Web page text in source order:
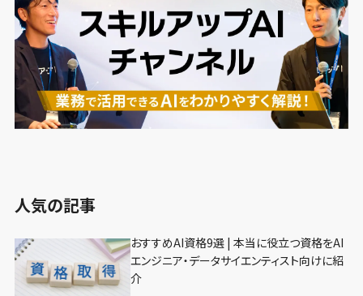
人気の記事
おすすめAI資格9選 | 本当に役立つ資格をAI
エンジニア・データサイエンティスト向けに紹
介